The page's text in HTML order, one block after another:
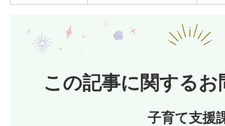
この記事に関するお
子育て支援